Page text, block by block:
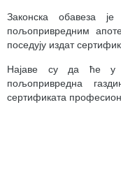
Законска обавеза
пољопривредним
поседују издат
Најаве су да ће у
пољопривредна
сертификата